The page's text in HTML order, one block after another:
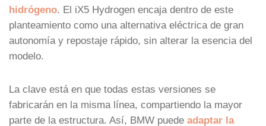
hidrógeno. El iX5 Hydrogen encaja dentro de este
planteamiento como una alternativa eléctrica de gran
autonomía y repostaje rápido, sin alterar la esencia del
modelo.
La clave está en que todas estas versiones se
fabricarán en la misma línea, compartiendo la mayor
parte de la estructura. Así, BMW puede adaptar la